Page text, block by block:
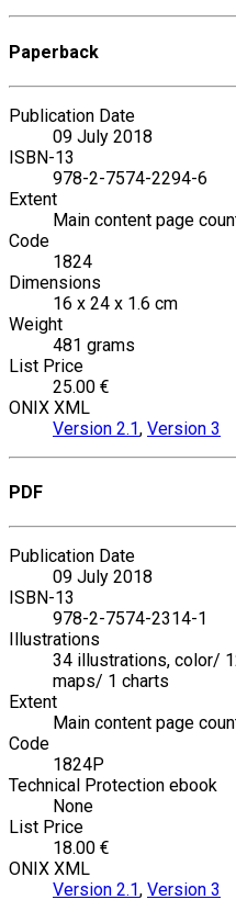
Paperback
Publication Date
09 July 2018
ISBN-13
978-2-7574-2294-6
Extent
Main content page
Code
1824
Dimensions
16 x 24 x 1.6 cm
Weight
481 grams
List Price
25.00 €
ONIX XML
Version 2.1, Version 3
PDF
Publication Date
09 July 2018
ISBN-13
978-2-7574-2314-1
Illustrations
34 illustrations, color/
maps/ 1 charts
Extent
Main content page
Code
1824P
Technical Protection ebook
None
List Price
18.00 €
ONIX XML
Version 2.1, Version 3